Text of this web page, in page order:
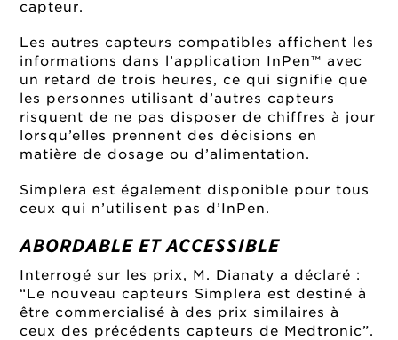
capteur.
Les autres capteurs compatibles affichent les
informations dans l’application InPen™ avec
un retard de trois heures, ce qui signifie que
les personnes utilisant d’autres capteurs
risquent de ne pas disposer de chiffres à jour
lorsqu’elles prennent des décisions en
matière de dosage ou d’alimentation.
Simplera est également disponible pour tous
ceux qui n’utilisent pas d’InPen.
ABORDABLE ET ACCESSIBLE
Interrogé sur les prix, M. Dianaty a déclaré :
“Le nouveau capteurs Simplera est destiné à
être commercialisé à des prix similaires à
ceux des précédents capteurs de Medtronic”.